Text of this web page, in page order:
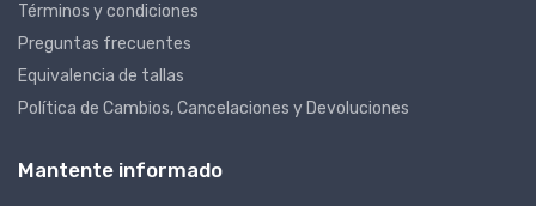
Términos y condiciones
Preguntas frecuentes
Equivalencia de tallas
Política de Cambios, Cancelaciones y Devoluciones
Mantente informado